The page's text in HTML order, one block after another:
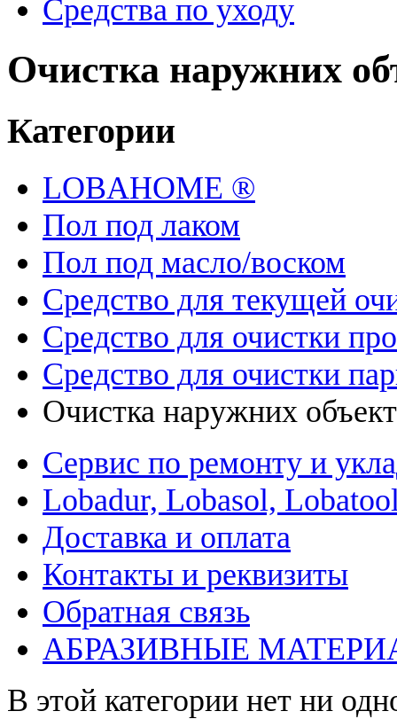
Средства по уходу
Очистка наружних
Категории
LOBAHOME ®
Пол под лаком
Пол под масло/воском
Средство для текущей
Средство для очистки
Средство для очистки
Очистка наружних
Сервис по ремонту и
Lobadur, Lobasol,
Доставка и оплата
Контакты и реквизиты
Обратная связь
АБРАЗИВНЫЕ
В этой категории нет ни